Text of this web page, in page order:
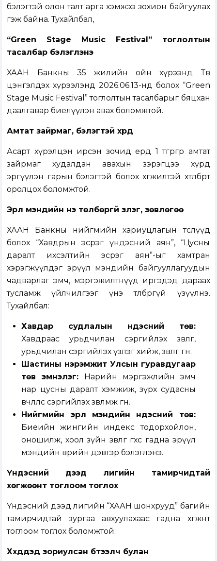
бэлэгтэй олон талт арга хэмжээ зохион байгуулах
гэж байна. Тухайлбал,
“Green Stage Music Festival” тоглолтын
тасалбар бэлэглэнэ
ХААН Банкны 35 жилийн ойн хүрээнд Төв
цэнгэлдэх хүрээлэнд 2026.06.13-нд болох “Green
Stage Music Festival” тоглолтын тасалбарыг бяцхан
даалгавар биелүүлэн авах боломжтой.
Амтат зайрмаг, бэлэгтэй хүрд
Асарт хүрэлцэн ирсэн зочид ердөө 1 төгрөгөөр амтат
зайрмаг худалдан авахын зэрэгцээ хүрд
эргүүлэн гарын бэлэгтэй болох хөгжилтэй хөтөлбөрт
оролцох боломжтой.
Эрүүл мэндийн үнэ төлбөргүй үзлэг, зөвлөгөө
ХААН Банкны нийгмийн хариуцлагын төслүүд
болох “Хавдрын эсрэг үндэсний аян”, “Цусны
даралт ихсэлтийн эсрэг аян”-ыг хамтран
хэрэгжүүлдэг эрүүл мэндийн байгууллагуудын
чадварлаг эмч, мэргэжилтнүүд иргэдэд дараах
тусламж үйлчилгээг үнэ төлбөргүй үзүүлнэ.
Тухайлбал:
Хавдар судлалын үндэсний төв:
Хавдраас урьдчилан сэргийлэх зөвлөгөө,
урьдчилан сэргийлэх үзлэг хийж, зөвлөгөө өгнө.
Шастины нэрэмжит Улсын гуравдугаар
төв эмнэлэг:
Нарийн мэргэжлийн эмч
нар цусны даралт хэмжиж, зүрх судасны
өвчлөлөөс сэргийлэх зөвлөмж өгнө.
Нийгмийн эрүүл мэндийн үндэсний төв:
Биеийн жингийн индекс тодорхойлон,
оношилж, хоол зүйн зөвлөгөө өгөхөөс гадна эрүүл
мэндийн өврийн дэвтэр бэлэглэнэ.
Үндэсний дээд лигийн тамирчидтай
хөгжөөнт тоглоом тоглох
Үндэсний дээд лигийн “ХААН шонхрууд” багийн
тамирчидтай зургаа авхуулахаас гадна хөгжөөнт
тоглоом тоглох боломжтой.
Хүүхдүүдэд зориулсан бүтээлч булан